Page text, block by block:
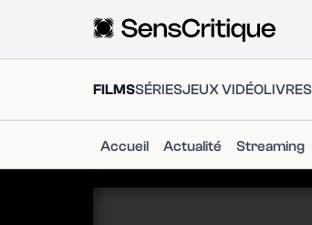
FILMSSÉRIESJEUX VIDÉOLIVRES
Accueil Actualité Streaming